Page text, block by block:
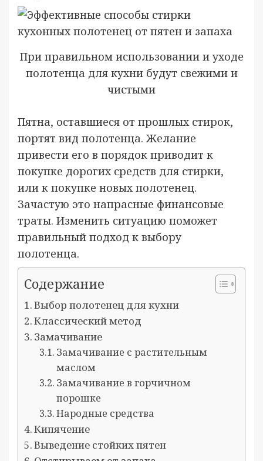
При правильном использовании и уходе
полотенца для кухни будут свежими и
чистыми
Пятна, оставшиеся от прошлых стирок,
портят вид полотенца. Желание
привести его в порядок приводит к
покупке дорогих средств для стирки,
или к покупке новых полотенец.
Зачастую это напрасные финансовые
траты. Изменить ситуацию поможет
правильный подход к выбору
полотенца.
Содержание
Выбор полотенец для кухни
Классический метод
Замачивание
Замачивание с растительным
маслом
Замачивание в горчичном
порошке
Народные средства
Кипячение
Выведение стойких пятен